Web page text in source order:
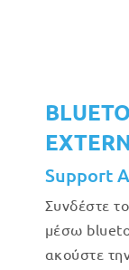
Support
Συνδέστε
μέσω
ακούστε